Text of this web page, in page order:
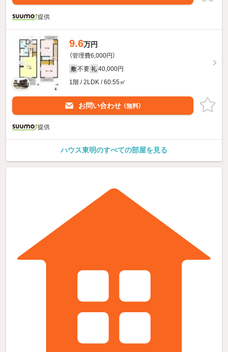
提供
9.6万円
（管理費6,000円）
敷 不要 礼 40,000円
1階 / 2LDK / 60.55㎡
お問い合わせ （無料）
提供
ハウス東明のすべての部屋を見る